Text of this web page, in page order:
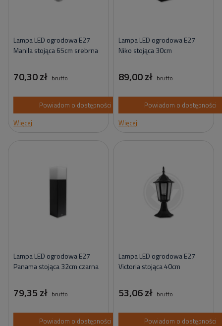
Lampa LED ogrodowa E27
Manila stojąca 65cm srebrna
70,30 zł brutto
Powiadom o dostępności
Więcej
Lampa LED ogrodowa E27
Niko stojąca 30cm
89,00 zł brutto
Powiadom o dostępności
Więcej
Lampa LED ogrodowa E27
Panama stojąca 32cm czarna
79,35 zł brutto
Powiadom o dostępności
Lampa LED ogrodowa E27
Victoria stojąca 40cm
53,06 zł brutto
Powiadom o dostępności